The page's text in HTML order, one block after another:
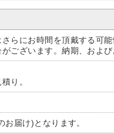
らにお時間を頂戴する可
ございます。納期、およ
り。
届け)となります。